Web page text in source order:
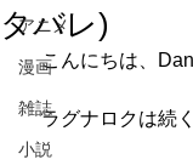
アニメ
漫画
雑誌
小説
タバレ)
こんにちは、
ラグナロクは続く